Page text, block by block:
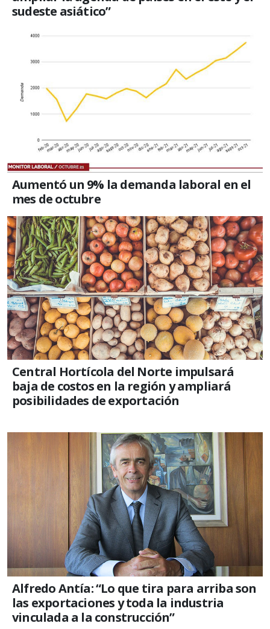
sudeste asiático”
Aumentó un 9% la demanda laboral en el
mes de octubre
Central Hortícola del Norte impulsará
baja de costos en la región y ampliará
posibilidades de exportación
Alfredo Antía: “Lo que tira para arriba son
las exportaciones y toda la industria
vinculada a la construcción”